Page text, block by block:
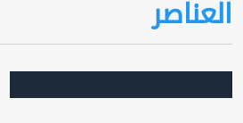
العناصر